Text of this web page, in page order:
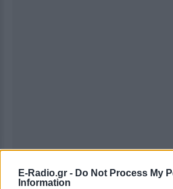
E-Radio.gr - Do Not Process My
Information
Ακολουθήστε το E-Radio.gr